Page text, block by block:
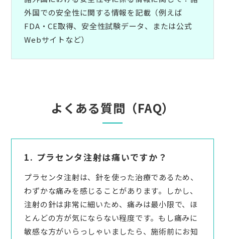
外国での安全性に関する情報を記載（例えば
FDA・CE取得、安全性試験データ、または公式
Webサイトなど）
よくある質問（FAQ）
1. プラセンタ注射は痛いですか？
プラセンタ注射は、針を使った治療であるため、
わずかな痛みを感じることがあります。しかし、
注射の針は非常に細いため、痛みは最小限で、ほ
とんどの方が気にならない程度です。もし痛みに
敏感な方がいらっしゃいましたら、施術前にお知